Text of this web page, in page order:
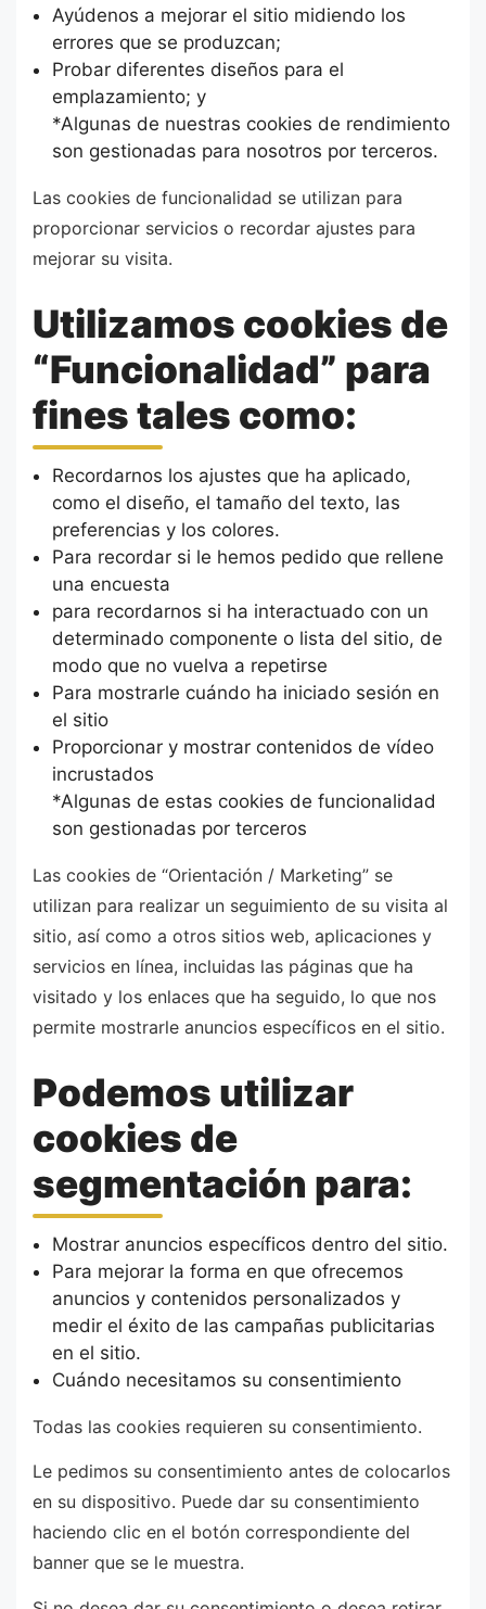
Ayúdenos a mejorar el sitio midiendo los
errores que se produzcan;
Probar diferentes diseños para el
emplazamiento; y
*Algunas de nuestras cookies de rendimiento
son gestionadas para nosotros por terceros.
Las cookies de funcionalidad se utilizan para
proporcionar servicios o recordar ajustes para
mejorar su visita.
Utilizamos cookies de
“Funcionalidad” para
fines tales como:
Recordarnos los ajustes que ha aplicado,
como el diseño, el tamaño del texto, las
preferencias y los colores.
Para recordar si le hemos pedido que rellene
una encuesta
para recordarnos si ha interactuado con un
determinado componente o lista del sitio, de
modo que no vuelva a repetirse
Para mostrarle cuándo ha iniciado sesión en
el sitio
Proporcionar y mostrar contenidos de vídeo
incrustados
*Algunas de estas cookies de funcionalidad
son gestionadas por terceros
Las cookies de “Orientación / Marketing” se
utilizan para realizar un seguimiento de su visita al
sitio, así como a otros sitios web, aplicaciones y
servicios en línea, incluidas las páginas que ha
visitado y los enlaces que ha seguido, lo que nos
permite mostrarle anuncios específicos en el sitio.
Podemos utilizar
cookies de
segmentación para:
Mostrar anuncios específicos dentro del sitio.
Para mejorar la forma en que ofrecemos
anuncios y contenidos personalizados y
medir el éxito de las campañas publicitarias
en el sitio.
Cuándo necesitamos su consentimiento
Todas las cookies requieren su consentimiento.
Le pedimos su consentimiento antes de colocarlos
en su dispositivo. Puede dar su consentimiento
haciendo clic en el botón correspondiente del
banner que se le muestra.